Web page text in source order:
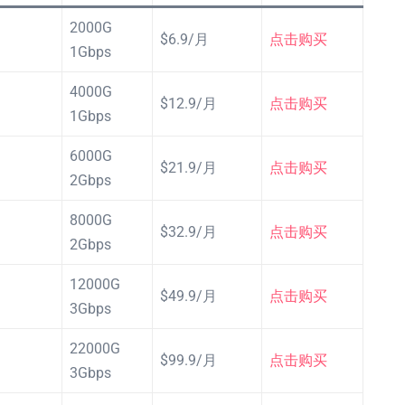
2000G
1Gbps
$6.9/月 点击购买
4000G
1Gbps
$12.9/月 点击购买
6000G
2Gbps
$21.9/月 点击购买
8000G
2Gbps
$32.9/月 点击购买
12000G
3Gbps
$49.9/月 点击购买
22000G
3Gbps
$99.9/月 点击购买